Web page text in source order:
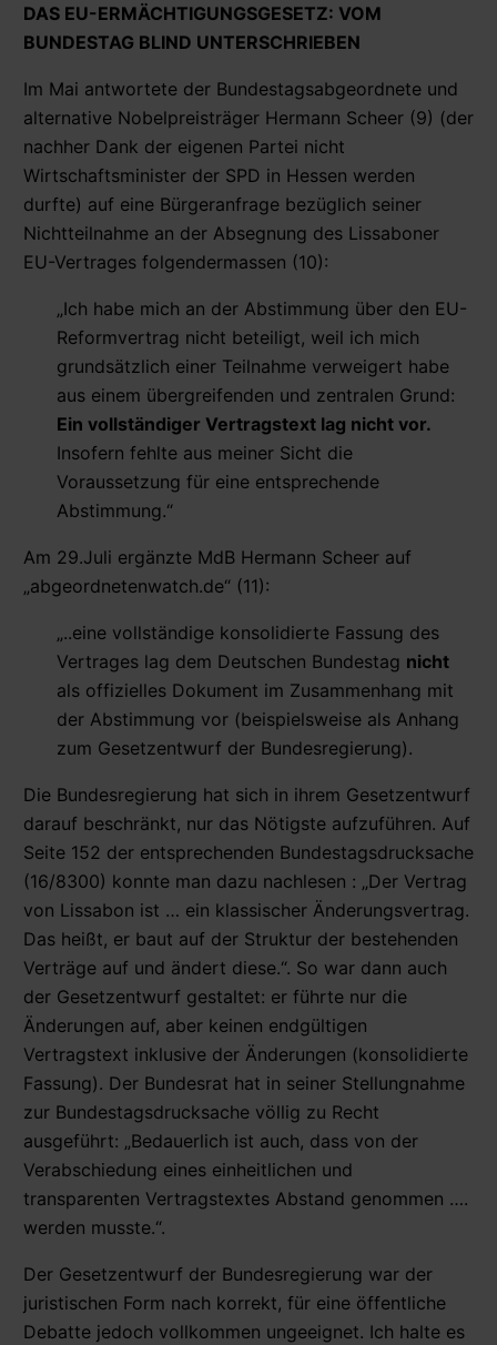
DAS EU-ERMÄCHTIGUNGSGESETZ: VOM
BUNDESTAG BLIND UNTERSCHRIEBEN
Im Mai antwortete der Bundestagsabgeordnete und
alternative Nobelpreisträger Hermann Scheer (9) (der
nachher Dank der eigenen Partei nicht
Wirtschaftsminister der SPD in Hessen werden
durfte) auf eine Bürgeranfrage bezüglich seiner
Nichtteilnahme an der Absegnung des Lissaboner
EU-Vertrages folgendermassen (10):
„Ich habe mich an der Abstimmung über den EU-
Reformvertrag nicht beteiligt, weil ich mich
grundsätzlich einer Teilnahme verweigert habe
aus einem übergreifenden und zentralen Grund:
Ein vollständiger Vertragstext lag nicht vor.
Insofern fehlte aus meiner Sicht die
Voraussetzung für eine entsprechende
Abstimmung.“
Am 29.Juli ergänzte MdB Hermann Scheer auf
„abgeordnetenwatch.de“ (11):
„..eine vollständige konsolidierte Fassung des
Vertrages lag dem Deutschen Bundestag nicht
als offizielles Dokument im Zusammenhang mit
der Abstimmung vor (beispielsweise als Anhang
zum Gesetzentwurf der Bundesregierung).
Die Bundesregierung hat sich in ihrem Gesetzentwurf
darauf beschränkt, nur das Nötigste aufzuführen. Auf
Seite 152 der entsprechenden Bundestagsdrucksache
(16/8300) konnte man dazu nachlesen : „Der Vertrag
von Lissabon ist … ein klassischer Änderungsvertrag.
Das heißt, er baut auf der Struktur der bestehenden
Verträge auf und ändert diese.“. So war dann auch
der Gesetzentwurf gestaltet: er führte nur die
Änderungen auf, aber keinen endgültigen
Vertragstext inklusive der Änderungen (konsolidierte
Fassung). Der Bundesrat hat in seiner Stellungnahme
zur Bundestagsdrucksache völlig zu Recht
ausgeführt: „Bedauerlich ist auch, dass von der
Verabschiedung eines einheitlichen und
transparenten Vertragstextes Abstand genommen ….
werden musste.“.
Der Gesetzentwurf der Bundesregierung war der
juristischen Form nach korrekt, für eine öffentliche
Debatte jedoch vollkommen ungeeignet. Ich halte es